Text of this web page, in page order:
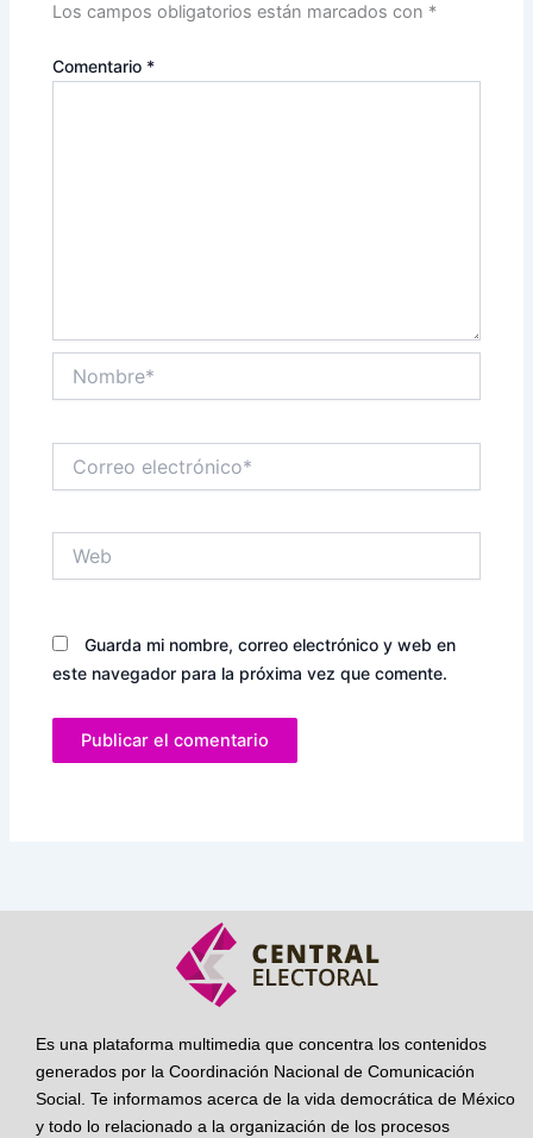
Los campos obligatorios están marcados con *
Comentario *
electrónico*
Guarda mi nombre, correo electrónico y web en
este navegador para la próxima vez que comente.
Es una plataforma multimedia que concentra los contenidos
generados por la Coordinación Nacional de Comunicación
Social. Te informamos acerca de la vida democrática de México
y todo lo relacionado a la organización de los procesos